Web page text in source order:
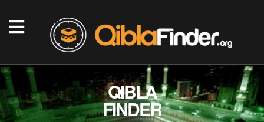
QIBLA
FINDER